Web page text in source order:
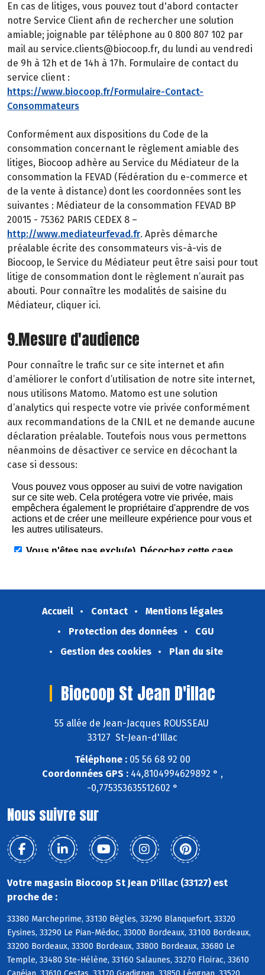
En cas de litiges, vous pouvez tout d'abord contacter
notre Service Client afin de rechercher une solution
amiable; joignable par téléphone au 0 800 807 102 par
mail au service.clients@biocoop.fr, du lundi au vendredi
de 9h à 12h et de 14h à 17h. Formulaire de contact du
service client :
https://www.biocoop.fr/Formulaire-Contact-
Consommateurs
Conformément aux dispositions du Code de la
consommation concernant le règlement amiable des
litiges, Biocoop adhère au Service du Médiateur de la
consommation la FEVAD (Fédération du e-commerce et
de la vente à distance) dont les coordonnées sont les
suivantes : Médiateur de la consommation FEVAD BP
20015 - 75362 PARIS CEDEX 8 –
http://www.mediateurfevad.fr. Après démarche
préalable écrite des consommateurs vis-à-vis de
Biocoop, le Service du Médiateur peut être saisi pour tout
litige de consommation dont le règlement n’aurait pas
abouti. Pour connaître les modalités de saisine du
Médiateur, cliquer ici.
9.Mesure d'audience
Pour connaître le trafic sur ce site internet et afin
d’améliorer le confort d’utilisation de notre site internet,
nous utilisons Matomo. Matomo est une solution
d’analytics qui respecte votre vie privée conformément
aux recommandations de la CNIL et ne demande aucune
déclaration préalable. Toutefois nous vous permettons
néanmoins de désactiver ce service en décochant la
case si dessous:
Accueil Contact
Mentions légales
Protection des données
CGU
Gestion des cookies
Plan du site
Biocoop St Jean D'illac
55 allée de Jean-Jacques ROUSSEAU
33127 St-Jean-d'Illac
Téléphone : 05 56 68 92 00
Coordonnées GPS : 44,8104994629892 ° ,
-0,775353635512602 °
Nous suivre sur
Votre magasin Biocoop St Jean D'illac (33127) est
proche de :
33380 Marcheprime, 33130 Bègles, 33290 Blanquefort, 33320
Eysines, 33290 Le Pian-Médoc, 33000 Bordeaux, 33100 Bordeaux,
33200 Bordeaux, 33300 Bordeaux, 33800 Bordeaux, 33680 Le
Temple, 33480 Ste-Hélène, 33160 Salaunes, 33270 Floirac, 33610